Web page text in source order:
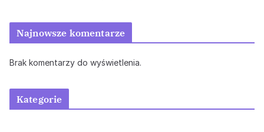
Najnowsze komentarze
Brak komentarzy do wyświetlenia.
Kategorie